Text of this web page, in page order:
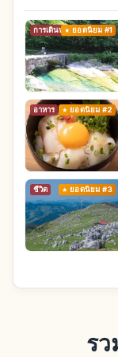
การเดินทาง ยอดนิยม #1
อาหาร ยอดนิยม #2
ชีวิต ยอดนิยม #3
ร